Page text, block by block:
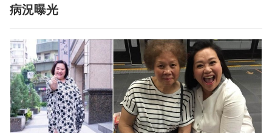
病況曝光